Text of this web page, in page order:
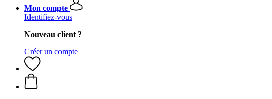
Mon compte
Identifiez-vous
Nouveau client ?
Créer un compte